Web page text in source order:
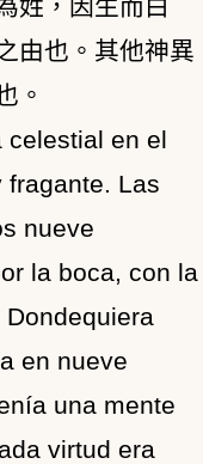
姓，因生而白
由也。其他神異
。
celestial en el
fragante. Las
nueve
la boca, con la
en nueve
una mente
virtud era